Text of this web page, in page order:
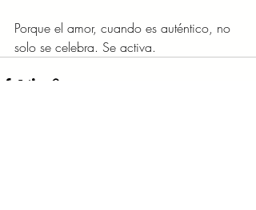
Porque el amor, cuando es auténtico, no
solo se celebra. Se activa.